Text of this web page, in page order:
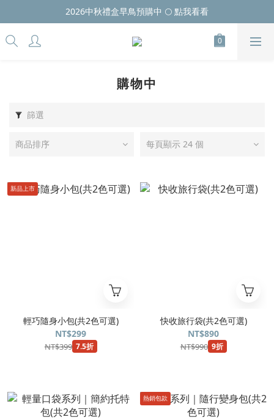
2026中秋禮盒早鳥預購中 🌕 點我看看
購物中
篩選
商品排序 每頁顯示 24 個
新品上市
輕巧隨身小包(共2色可選)
NT$299
NT$399 7.5折
快收旅行袋(共2色可選)
NT$890
NT$990 9折
熱銷包款